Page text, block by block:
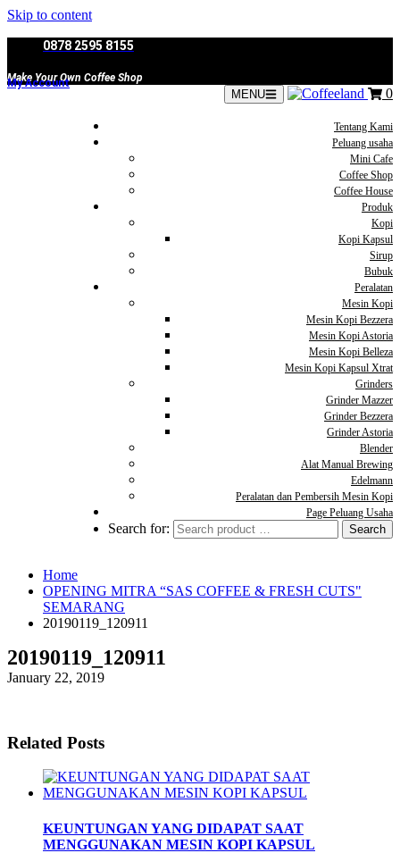
Skip to content
0878 2595 8155
Make Your Own Coffee Shop
My Account
MENU 0
Tentang Kami
Peluang usaha
Mini Cafe
Coffee Shop
Coffee House
Produk
Kopi
Kopi Kapsul
Sirup
Bubuk
Peralatan
Mesin Kopi
Mesin Kopi Bezzera
Mesin Kopi Astoria
Mesin Kopi Belleza
Mesin Kopi Kapsul Xtrat
Grinders
Grinder Mazzer
Grinder Bezzera
Grinder Astoria
Blender
Alat Manual Brewing
Edelmann
Peralatan dan Pembersih Mesin Kopi
Page Peluang Usaha
Search for:
Home
OPENING MITRA “SAS COFFEE & FRESH CUTS"
SEMARANG
20190119_120911
20190119_120911
January 22, 2019
Related Posts
KEUNTUNGAN YANG DIDAPAT SAAT
MENGGUNAKAN MESIN KOPI KAPSUL